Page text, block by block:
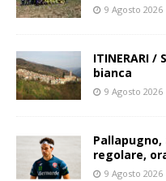
9 Agosto 2026
ITINERARI
bianca
9 Agosto 2026
regolare,
9 Agosto 2026